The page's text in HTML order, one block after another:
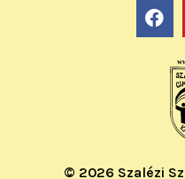
© 2026 Szalézi